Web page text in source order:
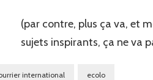
(par contre, plus ça va, et
sujets inspirants, ça ne va
international ecolo